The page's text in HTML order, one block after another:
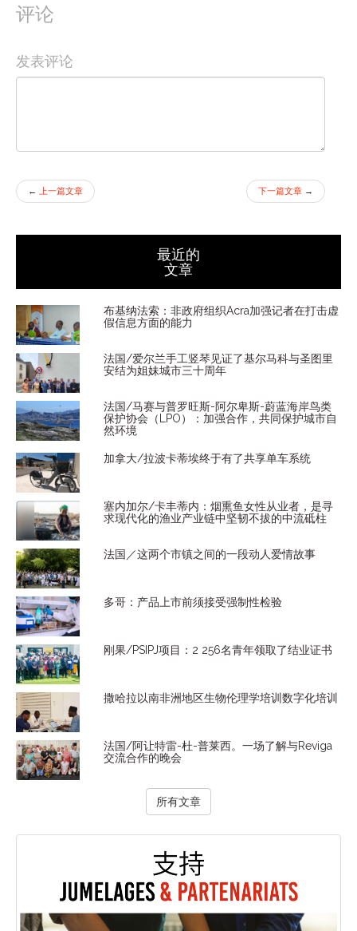
评论
发表评论
← 上一篇文章 下一篇文章 →
最近的
文章
布基纳法索：非政府组织Acra加强记者在打击虚
假信息方面的能力
法国/爱尔兰手工竖琴见证了基尔马科与圣图里
安结为姐妹城市三十周年
法国/马赛与普罗旺斯-阿尔卑斯-蔚蓝海岸鸟类
保护协会（LPO）：加强合作，共同保护城市自
然环境
加拿大/拉波卡蒂埃终于有了共享单车系统
塞内加尔/卡丰蒂内：烟熏鱼女性从业者，是寻
求现代化的渔业产业链中坚韧不拔的中流砥柱
法国／这两个市镇之间的一段动人爱情故事
多哥：产品上市前须接受强制性检验
刚果/PSIPJ项目：2 256名青年领取了结业证书
撒哈拉以南非洲地区生物伦理学培训数字化培训
法国/阿让特雷-杜-普莱西。一场了解与Reviga
交流合作的晚会
所有文章